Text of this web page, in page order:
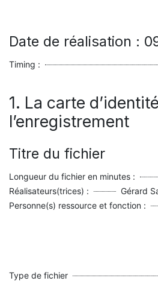
Date de réalisation :
Timing :
1. La carte
l’enregistrement
Titre du fichier
Longueur du fichier en minutes :
Réalisateurs(trices) :
Gérard
Personne(s) ressource et fonction :
Type de fichier